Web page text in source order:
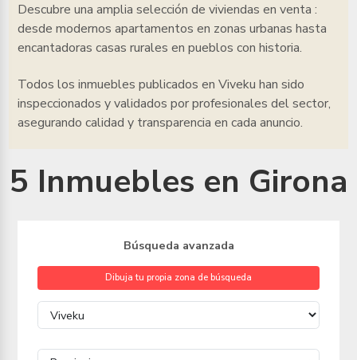
Descubre una amplia selección de viviendas en venta :
desde modernos apartamentos en zonas urbanas hasta
encantadoras casas rurales en pueblos con historia.
Todos los inmuebles publicados en Viveku han sido
inspeccionados y validados por profesionales del sector,
asegurando calidad y transparencia en cada anuncio.
5 Inmuebles en Girona
Búsqueda avanzada
Dibuja tu propia zona de búsqueda